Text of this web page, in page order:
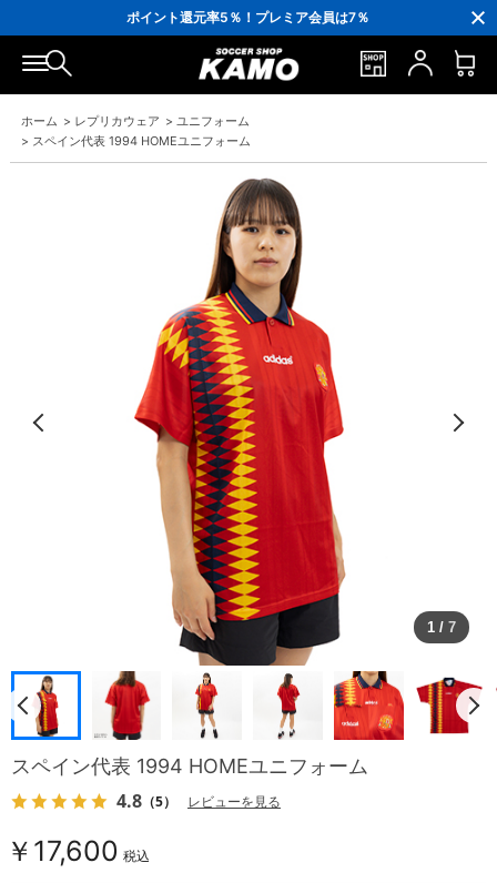
ポイント還元率5％！プレミア会員は7％
会員の方にはお誕生月に「10％OFFクーポン」プレゼント！
16,000円(税込)以上でシューズケースプレゼント！
3,300円(税込)以上で送料無料！
ホーム > レプリカウェア > ユニフォーム
> スペイン代表 1994 HOMEユニフォーム
1 / 7
スペイン代表 1994 HOMEユニフォーム
4.8 （5） レビューを見る
￥17,600 税込